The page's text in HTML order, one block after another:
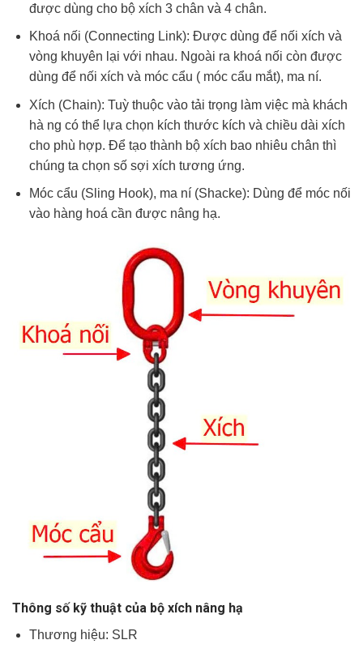
được dùng cho bộ xích 3 chân và 4 chân.
Khoá nối (Connecting Link): Được dùng để nối xích và
vòng khuyên lại với nhau. Ngoài ra khoá nối còn được
dùng để nối xích và móc cẩu ( móc cẩu mắt), ma ní.
Xích (Chain): Tuỳ thuộc vào tải trọng làm việc mà khách
hà ng có thể lựa chọn kích thước kích và chiều dài xích
cho phù hợp. Để tạo thành bộ xích bao nhiêu chân thì
chúng ta chọn số sợi xích tương ứng.
Móc cẩu (Sling Hook), ma ní (Shacke): Dùng để móc nối
vào hàng hoá cần được nâng hạ.
Thông số kỹ thuật của bộ xích nâng hạ
Thương hiệu: SLR